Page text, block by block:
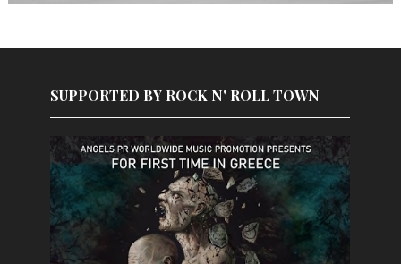
SUPPORTED BY ROCK N' ROLL TOWN